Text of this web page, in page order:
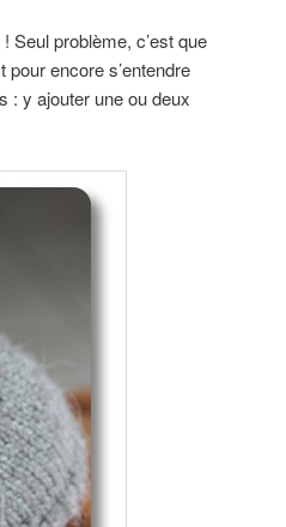
Seul problème, c’est que
encore s’entendre
: y ajouter une ou deux